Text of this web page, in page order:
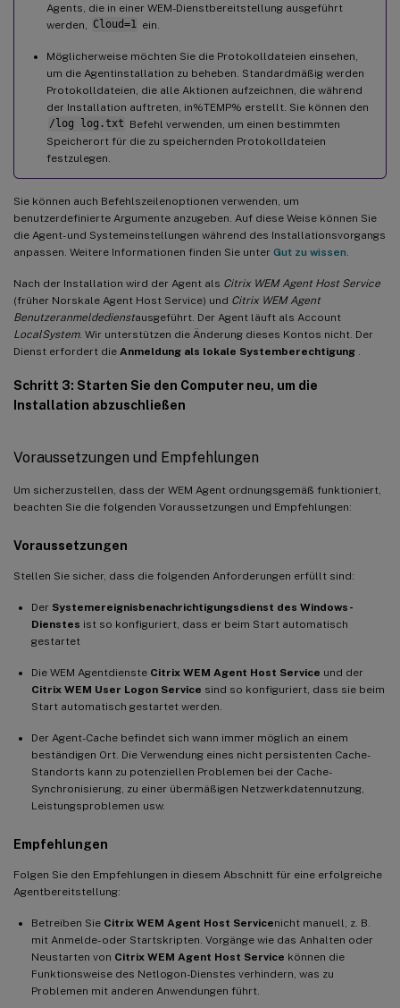
Agents, die in einer WEM-Dienstbereitstellung ausgeführt
werden,
Cloud=1 ein.
Möglicherweise möchten Sie die Protokolldateien einsehen,
um die Agentinstallation zu beheben. Standardmäßig werden
Protokolldateien, die alle Aktionen aufzeichnen, die während
der Installation auftreten, in%TEMP% erstellt. Sie können den
/log log.txt Befehl verwenden, um einen bestimmten
Speicherort für die zu speichernden Protokolldateien
festzulegen.
Sie können auch Befehlszeilenoptionen verwenden, um
benutzerdefinierte Argumente anzugeben. Auf diese Weise können Sie
die Agent- und Systemeinstellungen während des Installationsvorgangs
anpassen. Weitere Informationen finden Sie unter Gut zu wissen
Nach der Installation wird der Agent als Citrix WEM Agent Host Service
(früher Norskale Agent Host Service) und Citrix WEM Agent
Benutzeranmeldedienstausgeführt. Der Agent läuft als Account
LocalSystem. Wir unterstützen die Änderung dieses Kontos nicht. Der
Dienst erfordert die Anmeldung als lokale Systemberechtigung
Schritt 3: Starten Sie den Computer neu, um die
Installation abzuschließen
Voraussetzungen und Empfehlungen
Um sicherzustellen, dass der WEM Agent ordnungsgemäß funktioniert,
beachten Sie die folgenden Voraussetzungen und Empfehlungen:
Voraussetzungen
Stellen Sie sicher, dass die folgenden Anforderungen erfüllt sind:
Der Systemereignisbenachrichtigungsdienst des Windows-
Dienstes ist so konfiguriert, dass er beim Start automatisch
gestartet
Die WEM Agentdienste Citrix WEM Agent Host Service und der
Citrix WEM User Logon Service sind so konfiguriert, dass sie beim
Start automatisch gestartet werden.
Der Agent-Cache befindet sich wann immer möglich an einem
beständigen Ort. Die Verwendung eines nicht persistenten Cache-
Standorts kann zu potenziellen Problemen bei der Cache-
Synchronisierung, zu einer übermäßigen Netzwerkdatennutzung,
Leistungsproblemen usw.
Empfehlungen
Folgen Sie den Empfehlungen in diesem Abschnitt für eine erfolgreiche
Agentbereitstellung:
Betreiben Sie Citrix WEM Agent Host Servicenicht manuell, z. B.
mit Anmelde- oder Startskripten. Vorgänge wie das Anhalten oder
Neustarten von Citrix WEM Agent Host Service können die
Funktionsweise des Netlogon-Dienstes verhindern, was zu
Problemen mit anderen Anwendungen führt.